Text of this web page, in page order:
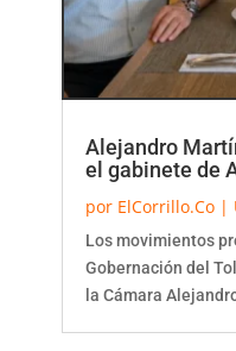
Alejandro
el gabinete de
por ElCorrillo.Co |
Los movimientos
Gobernación del
la Cámara